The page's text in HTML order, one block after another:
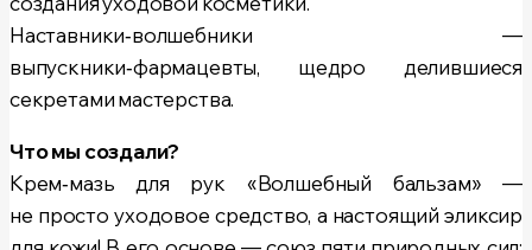
Наставники‑волшебники —
выпускники‑фармацевты, щедро делившиеся
секретами мастерства.
Что мы создали?
Крем‑мазь для рук «Волшебный бальзам» —
не просто уходовое средство, а настоящий эликсир